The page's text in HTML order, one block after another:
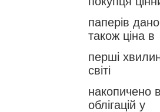
паперів
також ціна в
перші
світі
накопичено
облігацій у